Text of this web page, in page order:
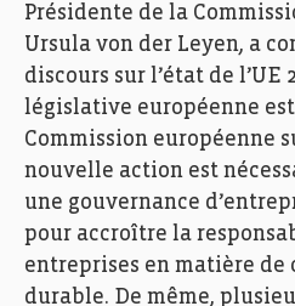
Présidente de la
Ursula von der Leyen, a
discours sur l’état de l’UE
législative européenne est
Commission européenne
nouvelle action est
une gouvernance
pour accroître la
entreprises en matière de
durable. De même,